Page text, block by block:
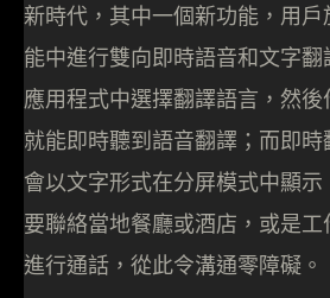
新時代，其中一個新功能，用
能中進行雙向即時語音和文字
應用程式中選擇翻譯語言，然
就能即時聽到語音翻譯；而即
會以文字形式在分屏模式中顯
要聯絡當地餐廳或酒店，或是
進行通話，從此令溝通零障礙。